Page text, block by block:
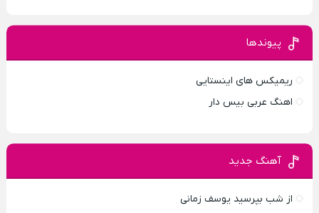
پیوندها
ریمیکس های اینستایی
اهنگ عربی بیس دار
آهنگ جدید
از شب بپرسید یوسف زمانی